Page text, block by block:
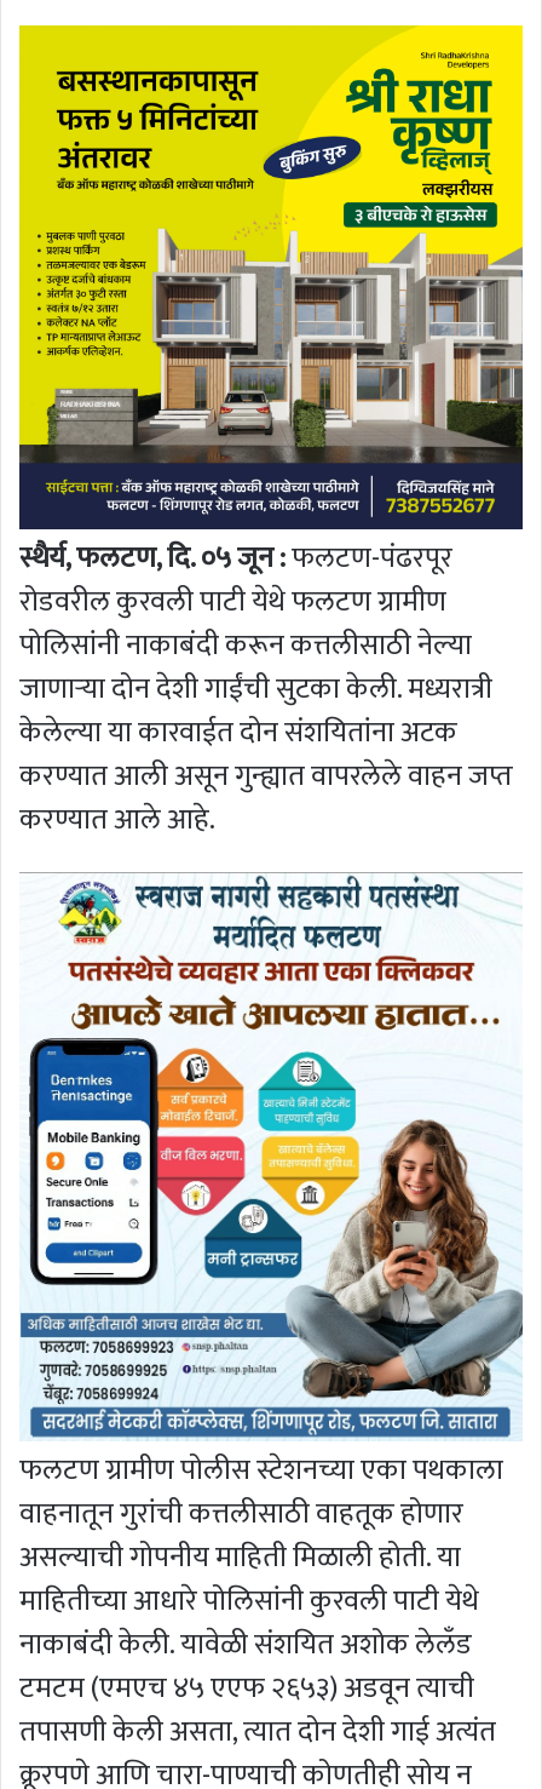
स्थैर्य, फलटण, दि. ०५ जून :फलटण-पंढरपूर
रोडवरील कुरवली पाटी येथे फलटण ग्रामीण
पोलिसांनी नाकाबंदी करून कत्तलीसाठी नेल्या
जाणाऱ्या दोन देशी गाईंची सुटका केली. मध्यरात्री
केलेल्या या कारवाईत दोन संशयितांना अटक
करण्यात आली असून गुन्ह्यात वापरलेले वाहन जप्त
करण्यात आले आहे.
फलटण ग्रामीण पोलीस स्टेशनच्या एका पथकाला
वाहनातून गुरांची कत्तलीसाठी वाहतूक होणार
असल्याची गोपनीय माहिती मिळाली होती. या
माहितीच्या आधारे पोलिसांनी कुरवली पाटी येथे
नाकाबंदी केली. यावेळी संशयित अशोक लेलँड
टमटम (एमएच ४५ एएफ २६५३) अडवून त्याची
तपासणी केली असता, त्यात दोन देशी गाई अत्यंत
क्रूरपणे आणि चारा-पाण्याची कोणतीही सोय न